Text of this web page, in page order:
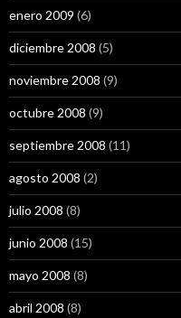
enero 2009 (6)
diciembre 2008 (5)
noviembre 2008 (9)
octubre 2008 (9)
septiembre 2008 (11)
agosto 2008 (2)
julio 2008 (8)
junio 2008 (15)
mayo 2008 (8)
abril 2008 (8)